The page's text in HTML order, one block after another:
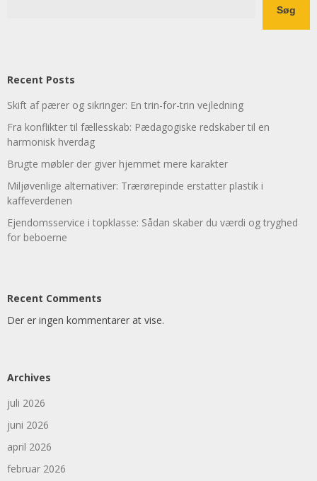
Søg
Recent Posts
Skift af pærer og sikringer: En trin-for-trin vejledning
Fra konflikter til fællesskab: Pædagogiske redskaber til en
harmonisk hverdag
Brugte møbler der giver hjemmet mere karakter
Miljøvenlige alternativer: Trærørepinde erstatter plastik i
kaffeverdenen
Ejendomsservice i topklasse: Sådan skaber du værdi og tryghed
for beboerne
Recent Comments
Der er ingen kommentarer at vise.
Archives
juli 2026
juni 2026
april 2026
februar 2026